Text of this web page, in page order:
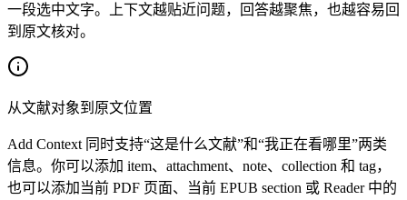
一段选中文字。上下文越贴近问题，回答越聚焦，也越容易回
到原文核对。
从文献对象到原文位置
Add Context 同时支持“这是什么文献”和“我正在看哪里”两类
信息。你可以添加 item、attachment、note、collection 和 tag，
也可以添加当前 PDF 页面、当前 EPUB section 或 Reader 中的